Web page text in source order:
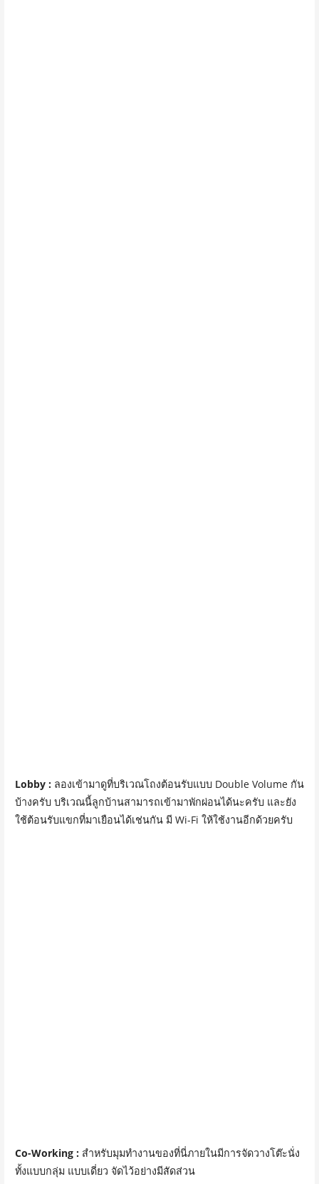
Lobby : ลองเข้ามาดูที่บริเวณโถงต้อนรับแบบ Double Volume กัน
บ้างครับ บริเวณนี้ลูกบ้านสามารถเข้ามาพักผ่อนได้นะครับ และยัง
ใช้ต้อนรับแขกที่มาเยือนได้เช่นกัน มี Wi-Fi ให้ใช้งานอีกด้วยครับ
Co-Working : สำหรับมุมทำงานของที่นี่ภายในมีการจัดวางโต๊ะนั่ง
ทั้งแบบกลุ่ม แบบเดี่ยว จัดไว้อย่างมีสัดส่วน